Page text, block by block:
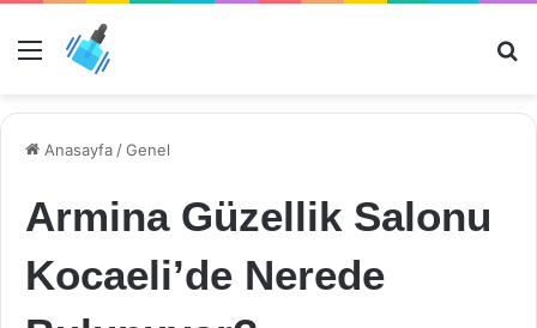
Menü
Anasayfa /Genel
Armina Güzellik Salonu
Kocaeli’de Nerede